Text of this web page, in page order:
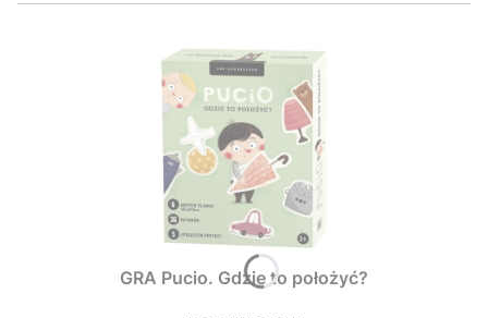
GRA Pucio. Gdzie to położyć?